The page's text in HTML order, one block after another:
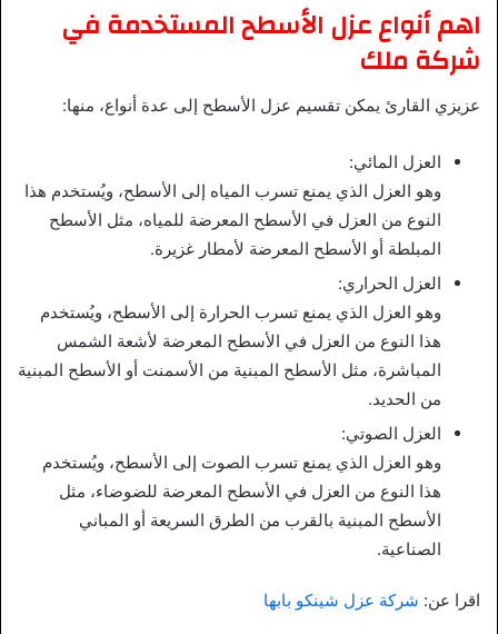
اهم أنواع عزل الأسطح المستخدمة في
شركة ملك
عزيزي القارئ يمكن تقسيم عزل الأسطح إلى عدة أنواع، منها:
العزل المائي:
وهو العزل الذي يمنع تسرب المياه إلى الأسطح، ويُستخدم هذا
النوع من العزل في الأسطح المعرضة للمياه، مثل الأسطح
المبلطة أو الأسطح المعرضة لأمطار غزيرة.
العزل الحراري:
وهو العزل الذي يمنع تسرب الحرارة إلى الأسطح، ويُستخدم
هذا النوع من العزل في الأسطح المعرضة لأشعة الشمس
المباشرة، مثل الأسطح المبنية من الأسمنت أو الأسطح المبنية
من الحديد.
العزل الصوتي:
وهو العزل الذي يمنع تسرب الصوت إلى الأسطح، ويُستخدم
هذا النوع من العزل في الأسطح المعرضة للضوضاء، مثل
الأسطح المبنية بالقرب من الطرق السريعة أو المباني
الصناعية.
اقرا عن: شركة عزل شينكو بابها